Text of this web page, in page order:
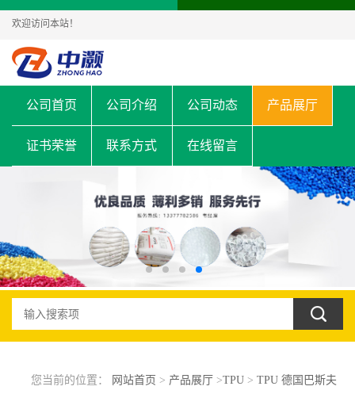
欢迎访问本站！
公司首页 公司介绍 公司动态 产品展厅
证书荣誉 联系方式 在线留言
您当前的位置： 网站首页 > 产品展厅>TPU> TPU 德国巴斯夫